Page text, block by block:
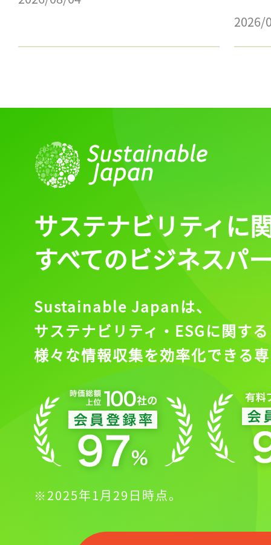
2026/
記事をお気に入りに
ログインが必
サステナビリティに
すべてのビジネスパ
Sustainable Japanは、
サステナビリティ・ESGに関する
様々な情報収集を効率化できる
※2025年1月29日時点。